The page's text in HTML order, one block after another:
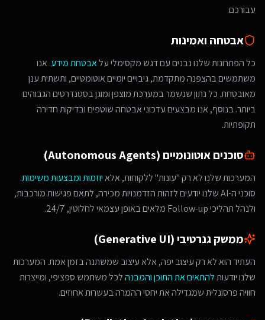
עבורכם.
אבטחה ואמינות
כל הפתרונות שלנו נבנים עם דגש מקסימלי עלאבטחת מידע. אנו
משתמשים בהצפנה מתקדמת, גיבויים יומיים אוטומטיים, ותשתית ענן
מאובטחת. כל נתון שנשמר במערכת מוצפן ומוגן בסטנדרטים הגבוהים
ביותר. בנוסף, אנו מבצעים עדכוני אבטחה שוטפים ובדיקות חדירה
תקופתיות.
סוכנים אוטונומיים (Autonomous Agents)
המערכות שלנו לא רק "עונות" ללקוחות, אלאיוזמות ומבצעות משימות.
סוכני ה-AI שלנו יודעים לזהות הזדמנויות מכירה, לתאם פגישות מורכבות,
ולנהל תהליכי Follow-up מלאים באופן עצמאי לחלוטין, 24/7.
ממשק גנרטיבי (Generative UI)
העתיד הוא לא רק עיצוב יפה, אלא עיצוב שמשתנה בזמן אמת. המערכות
שלנו יודעותלהתאים את התוכן והמבנהלכל משתמש ספציפי, ומייצרות
חוויה פרסונלית שמגדילה את יחסי ההמרה בעשרות אחוזים.